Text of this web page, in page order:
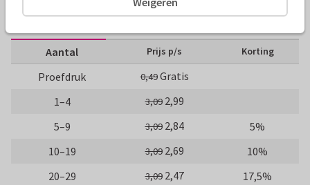
Aantal Prijs p/s Korting
Proefdruk 0,49Gratis
1–4
3,09 2,99
5–9
3,09 2,84
5%
10–19
3,09 2,69
10%
20–29
3,09 2,47
17,5%